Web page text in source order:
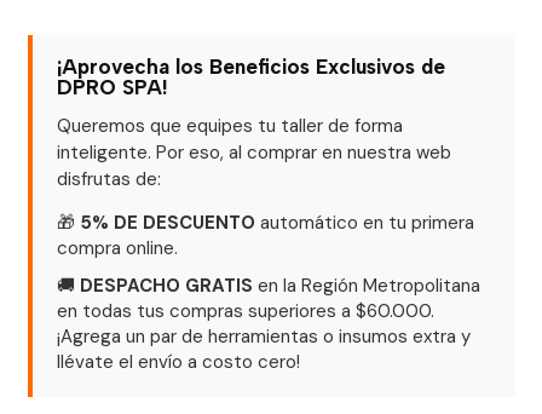
¡Aprovecha los Beneficios Exclusivos de
DPRO SPA!
Queremos que equipes tu taller de forma
inteligente. Por eso, al comprar en nuestra web
disfrutas de:
🎁 5% DE DESCUENTO automático en tu primera
compra online.
🚚 DESPACHO GRATIS en la Región Metropolitana
en todas tus compras superiores a $60.000.
¡Agrega un par de herramientas o insumos extra y
llévate el envío a costo cero!